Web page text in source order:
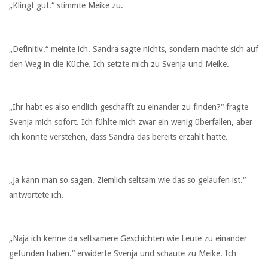
„Klingt gut.“ stimmte Meike zu.
„Definitiv.“ meinte ich. Sandra sagte nichts, sondern machte sich auf
den Weg in die Küche. Ich setzte mich zu Svenja und Meike.
„Ihr habt es also endlich geschafft zu einander zu finden?“ fragte
Svenja mich sofort. Ich fühlte mich zwar ein wenig überfallen, aber
ich konnte verstehen, dass Sandra das bereits erzählt hatte.
„Ja kann man so sagen. Ziemlich seltsam wie das so gelaufen ist.“
antwortete ich.
„Naja ich kenne da seltsamere Geschichten wie Leute zu einander
gefunden haben.“ erwiderte Svenja und schaute zu Meike. Ich